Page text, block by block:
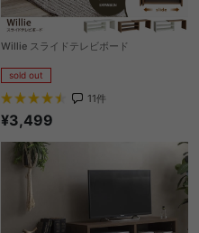
Willie スライドテレビボード
sold out
11件
¥3,499